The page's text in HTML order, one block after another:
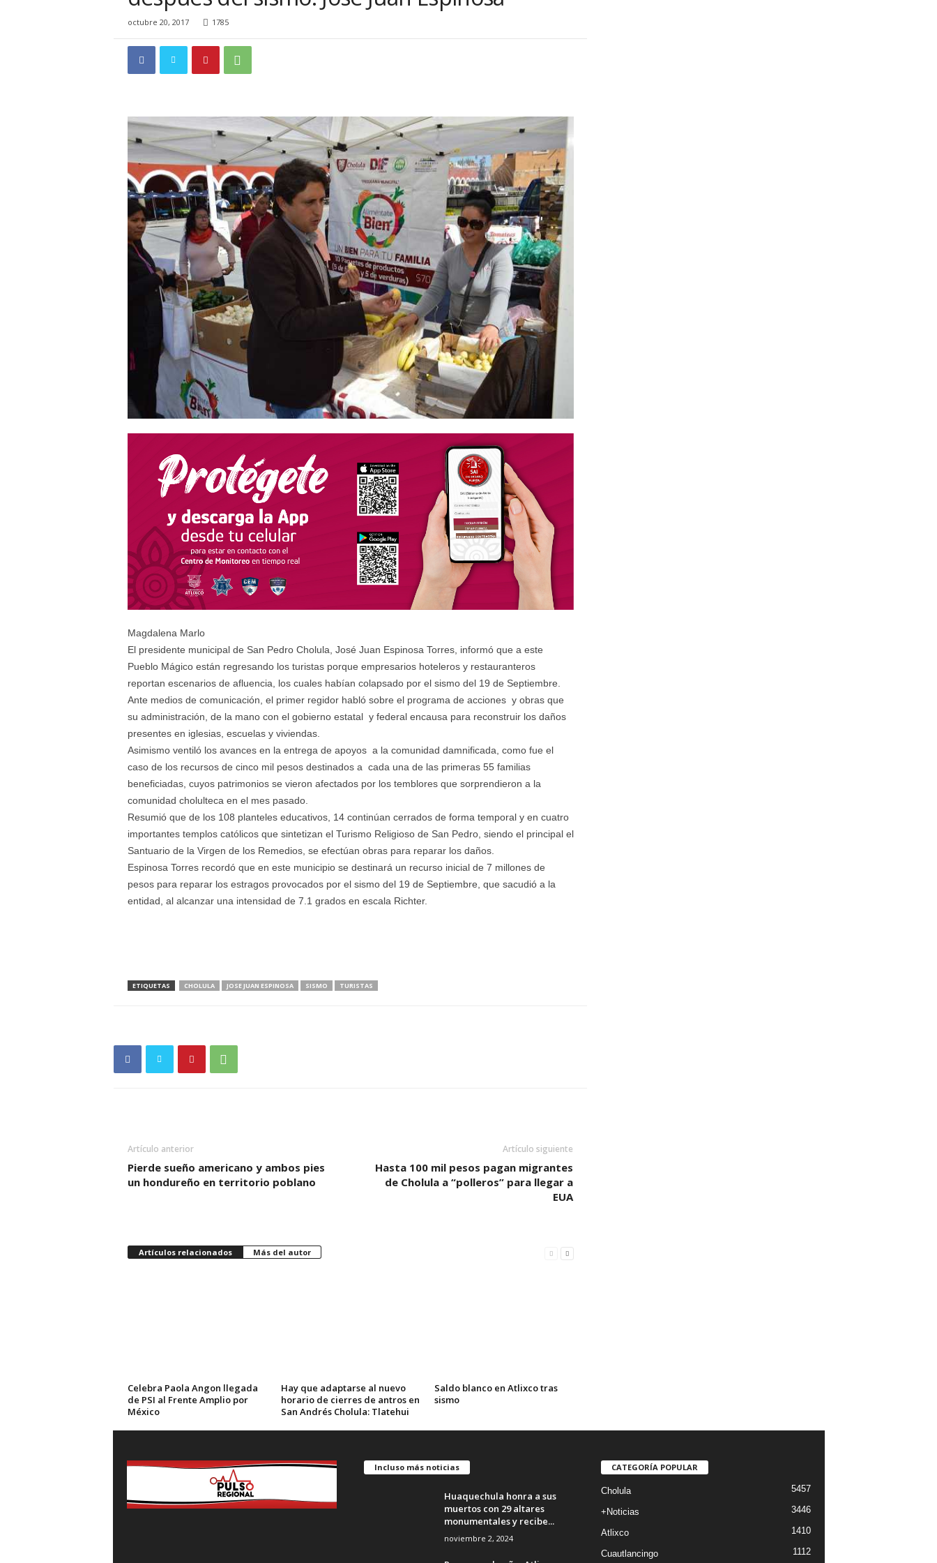
octubre 20, 2017 1785
Magdalena Marlo
El presidente municipal de San Pedro Cholula, José Juan Espinosa Torres, informó que a este
Pueblo Mágico están regresando los turistas porque empresarios hoteleros y restauranteros
reportan escenarios de afluencia, los cuales habían colapsado por el sismo del 19 de Septiembre.
Ante medios de comunicación, el primer regidor habló sobre el programa de acciones y obras que
su administración, de la mano con el gobierno estatal y federal encausa para reconstruir los daños
presentes en iglesias, escuelas y viviendas.
Asimismo ventiló los avances en la entrega de apoyos a la comunidad damnificada, como fue el
caso de los recursos de cinco mil pesos destinados a cada una de las primeras 55 familias
beneficiadas, cuyos patrimonios se vieron afectados por los temblores que sorprendieron a la
comunidad cholulteca en el mes pasado.
Resumió que de los 108 planteles educativos, 14 continúan cerrados de forma temporal y en cuatro
importantes templos católicos que sintetizan el Turismo Religioso de San Pedro, siendo el principal el
Santuario de la Virgen de los Remedios, se efectúan obras para reparar los daños.
Espinosa Torres recordó que en este municipio se destinará un recurso inicial de 7 millones de
pesos para reparar los estragos provocados por el sismo del 19 de Septiembre, que sacudió a la
entidad, al alcanzar una intensidad de 7.1 grados en escala Richter.
ETIQUETAS CHOLULA JOSE JUAN ESPINOSA SISMO TURISTAS
Artículo anterior
Pierde sueño americano y ambos pies
un hondureño en territorio poblano
Artículo siguiente
Hasta 100 mil pesos pagan migrantes
de Cholula a “polleros” para llegar a
EUA
Artículos relacionados Más del autor
Celebra Paola Angon llegada
de PSI al Frente Amplio por
México
Hay que adaptarse al nuevo
horario de cierres de antros en
San Andrés Cholula: Tlatehui
Saldo blanco en Atlixco tras
sismo
Incluso más noticias
Huaquechula honra a sus
muertos con 29 altares
monumentales y recibe...
noviembre 2, 2024
CATEGORÍA POPULAR
Cholula 5457
+Noticias 3446
Atlixco 1410
Cuautlancingo 1112